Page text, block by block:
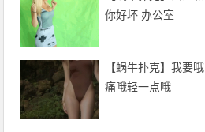
你好坏 办公室
【蜗牛扑克】我
痛哦轻一点哦